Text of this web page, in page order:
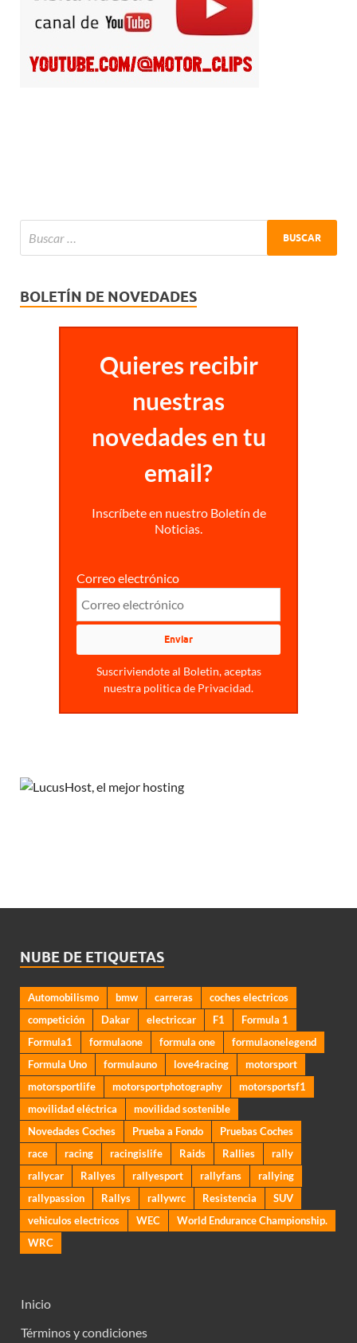
BOLETÍN DE NOVEDADES
Quieres recibir
nuestras
novedades en tu
email?
Inscríbete en nuestro Boletín de
Noticias.
Correo electrónico
Suscriviendote al Boletin, aceptas
nuestra politica de Privacidad.
NUBE DE ETIQUETAS
Automobilismo bmw carreras
coches electricos
competición
Dakar electriccar F1
Formula 1
Formula1
formulaone formula one
formulaonelegend
Formula Uno
formulauno love4racing
motorsport
motorsportlife
motorsportphotography
motorsportsf1
movilidad eléctrica
movilidad sostenible
Novedades Coches
Prueba a Fondo
Pruebas Coches
race
racing racingislife Raids Rallies
rally
rallycar
Rallyes rallyesport rallyfans
rallying
rallypassion
Rallys rallywrc Resistencia
SUV
vehiculos electricos
WEC
World Endurance Championship.
WRC
Inicio
Términos y condiciones